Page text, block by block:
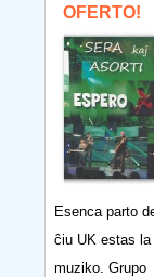
OFERTO!
Esenca parto
ĉiu UK estas la
muziko. Grupo